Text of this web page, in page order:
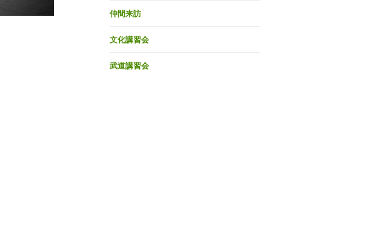
仲間来訪
文化講習会
武道講習会